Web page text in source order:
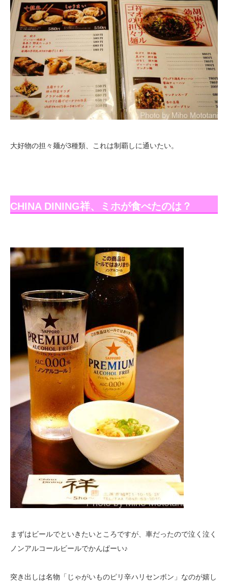
大好物の担々麺が3種類、これは制覇しに通いたい。
CHINA DINING祥、ミホが食べたのは？
まずはビールでといきたいところですが、車だったので泣く泣く
ノンアルコールビールでかんぱーい♪
突き出しは名物「じゃがいものピリ辛ハリセンボン」なのが嬉し